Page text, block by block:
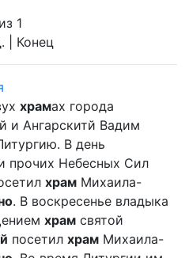
1
| Конец
храмах города
и Ангарскитй Вадим
В день
прочих Небесных Сил
храм Михаила-
. В воскресенье владыка
храм святой
посетил храм Михаила-